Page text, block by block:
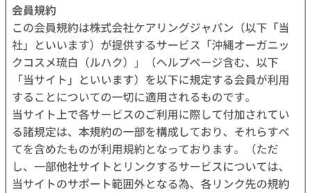
会員規約
この会員規約は株式会社ケアリングジャパン（以下「当
社」といいます）が提供するサービス「沖縄オーガニッ
クコスメ琉白（ルハク）」（ヘルプページ含む、以下
「当サイト」といいます）を以下に規定する会員が利用
することについての一切に適用されるものです。
当サイト上で各サービスのご利用に際して付加されてい
る諸規定は、本規約の一部を構成しており、それらすべ
てを含めたものが利用規約となっております。（ただ
し、一部他社サイトとリンクするサービスについては、
当サイトのサポート範囲外となる為、各リンク先の規約